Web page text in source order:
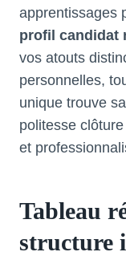
apprentissages
profil candidat
vos atouts
personnelles,
unique trouve
politesse
et
Tableau
structure